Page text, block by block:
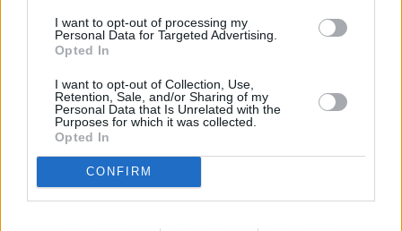
I want to opt-out of processing my
Personal Data for Targeted Advertising.
Opted In
I want to opt-out of Collection, Use,
Retention, Sale, and/or Sharing of my
Personal Data that Is Unrelated with the
Purposes for which it was collected.
Opted In
CONFIRM